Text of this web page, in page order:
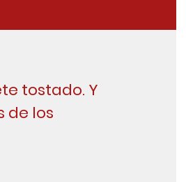
tostado. Y
de los